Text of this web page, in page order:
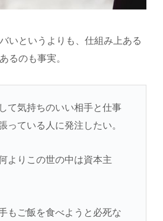
いというよりも、仕組み上ある
るのも事実。
て気持ちのいい相手と仕事
っている人に発注したい。
よりこの世の中は資本主
もご飯を食べようと必死な